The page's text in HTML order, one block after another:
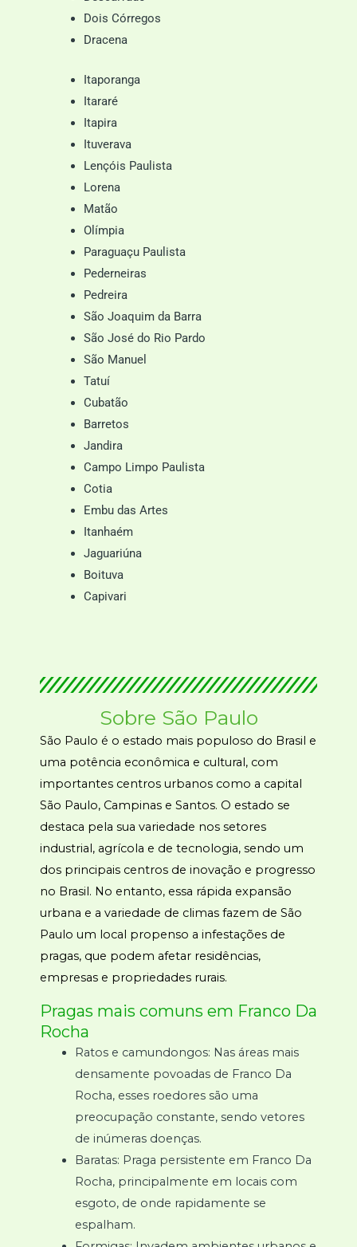
Dois Córregos
Dracena
Itaporanga
Itararé
Itapira
Ituverava
Lençóis Paulista
Lorena
Matão
Olímpia
Paraguaçu Paulista
Pederneiras
Pedreira
São Joaquim da Barra
São José do Rio Pardo
São Manuel
Tatuí
Cubatão
Barretos
Jandira
Campo Limpo Paulista
Cotia
Embu das Artes
Itanhaém
Jaguariúna
Boituva
Capivari
Sobre São Paulo
São Paulo é o estado mais populoso do Brasil e
uma potência econômica e cultural, com
importantes centros urbanos como a capital
São Paulo, Campinas e Santos. O estado se
destaca pela sua variedade nos setores
industrial, agrícola e de tecnologia, sendo um
dos principais centros de inovação e progresso
no Brasil. No entanto, essa rápida expansão
urbana e a variedade de climas fazem de São
Paulo um local propenso a infestações de
pragas, que podem afetar residências,
empresas e propriedades rurais.
Pragas mais comuns em Franco Da
Rocha
Ratos e camundongos: Nas áreas mais
densamente povoadas de Franco Da
Rocha, esses roedores são uma
preocupação constante, sendo vetores
de inúmeras doenças.
Baratas: Praga persistente em Franco Da
Rocha, principalmente em locais com
esgoto, de onde rapidamente se
espalham.